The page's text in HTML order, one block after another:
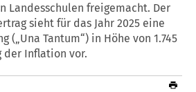
Landesschulen freigemacht. Der
sieht für das Jahr 2025 eine
(„Una Tantum“) in Höhe von 1.745
der Inflation vor.